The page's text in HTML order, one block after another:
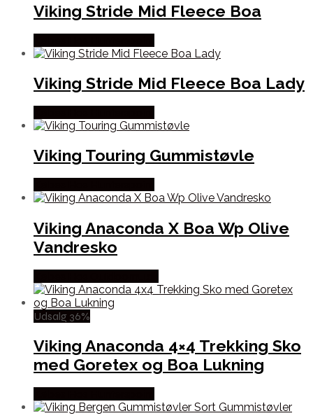
Viking Stride Mid Fleece Boa
Viking Stride Mid Fleece Boa Lady
Viking Touring Gummistøvle
Viking Anaconda X Boa Wp Olive
Vandresko
Udsalg 36%
Viking Anaconda 4×4 Trekking Sko
med Goretex og Boa Lukning